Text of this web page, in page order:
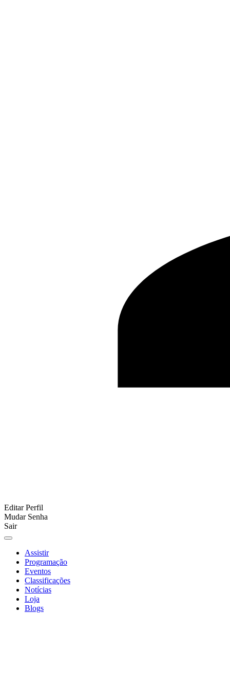
Editar Perfil
Mudar Senha
Sair
Assistir
Programação
Eventos
Classificações
Notícias
Loja
Blogs